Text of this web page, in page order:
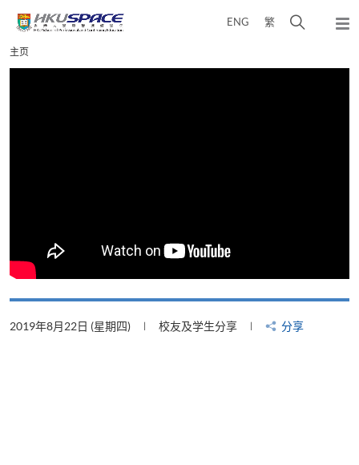
content
ENG 繁
弹
Main
content
主页
2019年8月22日 (星期四) 校友及学生分享 分享